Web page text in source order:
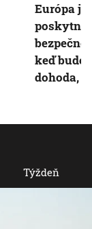
Týždeň
Európa je
keď bude
dohoda,